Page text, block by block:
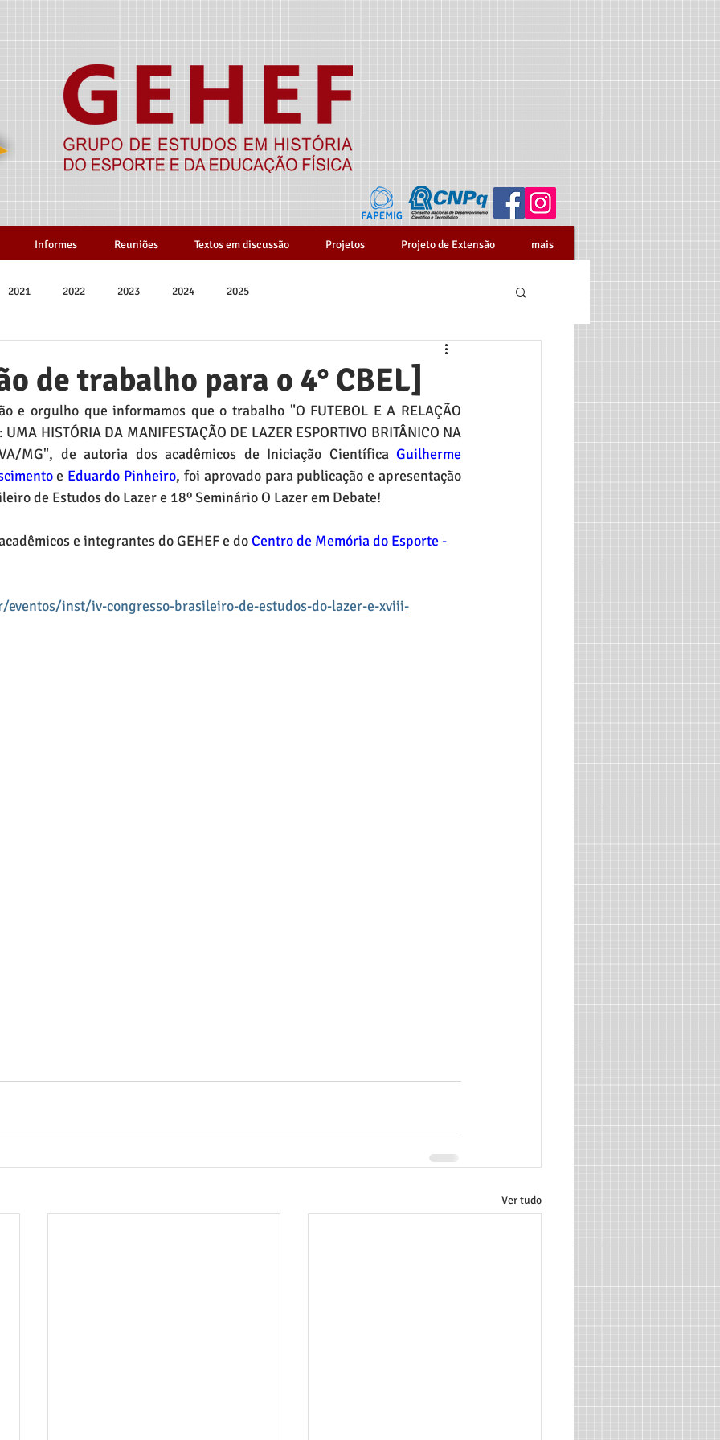
Informes Reuniões Textos em discussão Projetos Projeto de Extensão mais
2021 2022 2023 2024 2025
de trabalho para o 4° CBEL]
e orgulho que informamos que o trabalho "O FUTEBOL E A RELAÇÃO
HISTÓRIA DA MANIFESTAÇÃO DE LAZER ESPORTIVO BRITÂNICO NA
MG", de autoria dos acadêmicos de Iniciação Científica Guilherme
e Eduardo Pinheiro, foi aprovado para publicação e apresentação
de Estudos do Lazer e 18º Seminário O Lazer em Debate!
e integrantes do GEHEF e do Centro de Memória do Esporte -
inst/iv-congresso-brasileiro-de-estudos-do-lazer-e-xviii-
Ver tudo